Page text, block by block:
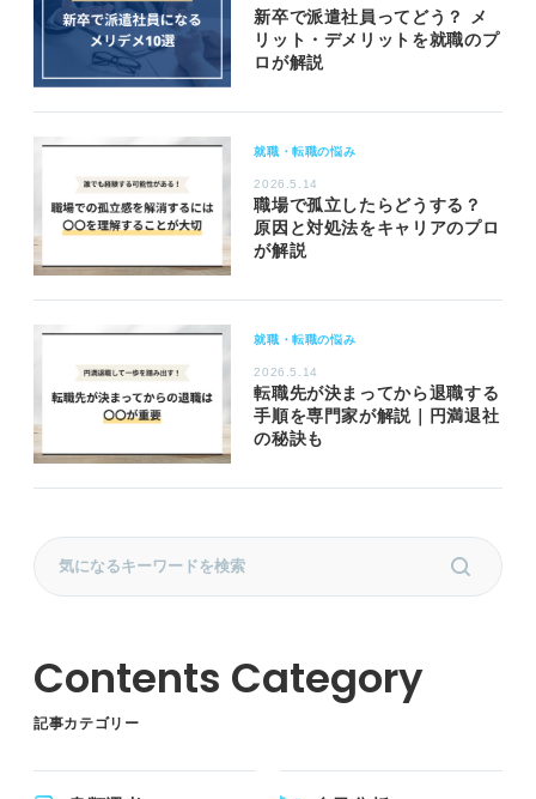
新卒で派遣社員ってどう？ メ
リット・デメリットを就職のプ
ロが解説
就職・転職の悩み
2026.5.14
職場で孤立したらどうする？
原因と対処法をキャリアのプロ
が解説
就職・転職の悩み
2026.5.14
転職先が決まってから退職する
手順を専門家が解説｜円満退社
の秘訣も
記事カテゴリー